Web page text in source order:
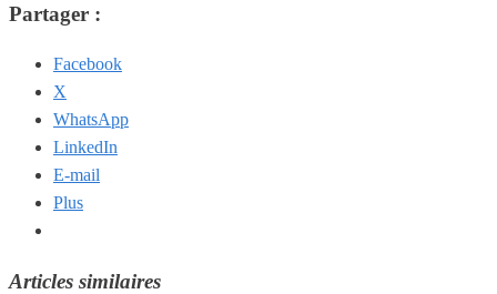
Partager :
Facebook
X
WhatsApp
LinkedIn
E-mail
Plus
Articles similaires